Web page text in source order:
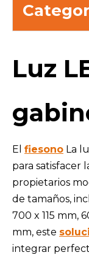
Luz
El fiesono La
para satisfacer
propietarios
de tamaños,
700 x 115 mm,
mm, este
integrar